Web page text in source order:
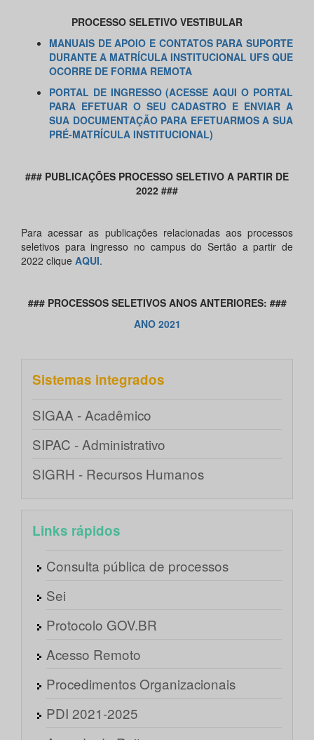
PROCESSO SELETIVO VESTIBULAR
MANUAIS DE APOIO E CONTATOS PARA SUPORTE
DURANTE A MATRÍCULA INSTITUCIONAL UFS QUE
OCORRE DE FORMA REMOTA
PORTAL DE INGRESSO (ACESSE AQUI O PORTAL
PARA EFETUAR O SEU CADASTRO E ENVIAR A
SUA DOCUMENTAÇÃO PARA EFETUARMOS A SUA
PRÉ-MATRÍCULA INSTITUCIONAL)
### PUBLICAÇÕES PROCESSO SELETIVO A PARTIR DE
2022 ###
Para acessar as publicações relacionadas aos processos
seletivos para ingresso no campus do Sertão a partir de
2022 clique AQUI.
### PROCESSOS SELETIVOS ANOS ANTERIORES: ###
ANO 2021
Sistemas integrados
SIGAA - Acadêmico
SIPAC - Administrativo
SIGRH - Recursos Humanos
Links rápidos
Consulta pública de processos
Sei
Protocolo GOV.BR
Acesso Remoto
Procedimentos Organizacionais
PDI 2021-2025